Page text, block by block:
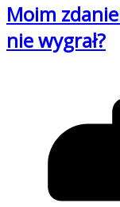
Moim
nie wygrał?